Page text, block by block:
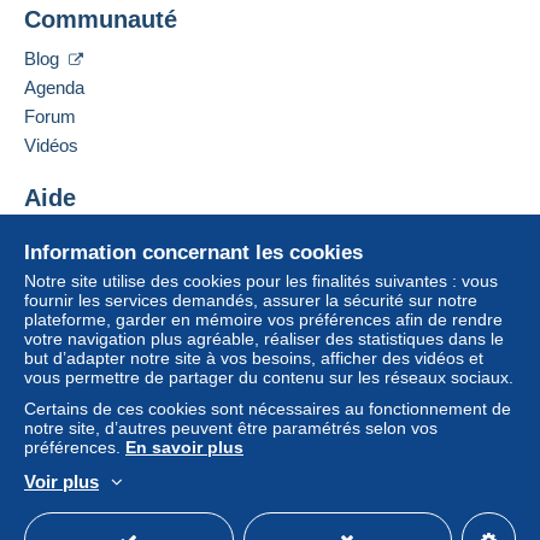
paiement integré au site
vendeur à l’acheteur. Un achat non payé peut
entraîner des conséquences au niveau du compte
Si les conditions de vente du vendeur comportent
considérer comme nulles et non avenues. Les
conditions de paiement du site Delcampe, telles
que définies dans les
conditions d’utilisation
Les achats doivent être payés dans les14 jours
suivant la réception du décompte final de la part du
vendeur.
envoi avec protection
POUR ENVOI EN FRANCE
Frais de port emballage et protection + tarif de la poste
Contacter le vendeur
Information concernant les cookies
Notre site utilise des cookies pour les finalités suivantes : vous
fournir les services demandés, assurer la sécurité sur notre
plateforme, garder en mémoire vos préférences afin de rendre
votre navigation plus agréable, réaliser des statistiques dans le
but d’adapter notre site à vos besoins, afficher des vidéos et
vous permettre de partager du contenu sur les réseaux sociaux.
Certains de ces cookies sont nécessaires au fonctionnement de
notre site, d’autres peuvent être paramétrés selon vos
préférences. En savoir plus
Voir plus
Communauté
Blog
Agenda
Forum
Vidéos
Aide
Acheter sur Delcampe
Vendre sur Delcampe
Un site sécurisé